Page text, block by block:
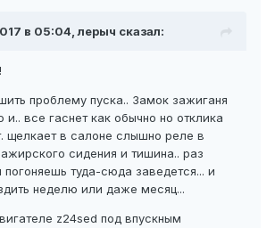
в 05:04, лерыч сказал:
проблему пуска.. Замок зажиганя
все гаснет как обычно но отклика
щелкает в салоне слышно реле в
сидения и тишина.. раз
погоняешь туда-сюда заведется... и
неделю или даже месяц...
z24sed под впускным